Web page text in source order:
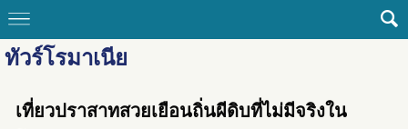
ทัวร์โรมาเนีย
เที่ยวปราสาทสวยเยือนถิ่นผีดิบที่ไม่มีจริงใน